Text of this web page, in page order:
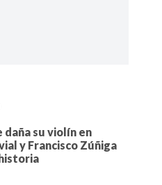
su violín en
y Francisco Zúñiga